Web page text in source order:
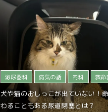
泌尿器科 病気の話 内科 救命
犬や猫のおしっこが出ていない！
わることもある尿道閉塞とは？